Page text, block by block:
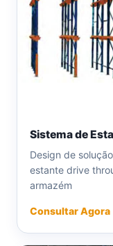
Sistema de
Design de
estante drive
armazém
Consultar